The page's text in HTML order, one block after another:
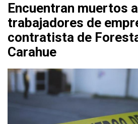
Encuentran muertos
trabajadores de
contratista de
Carahue